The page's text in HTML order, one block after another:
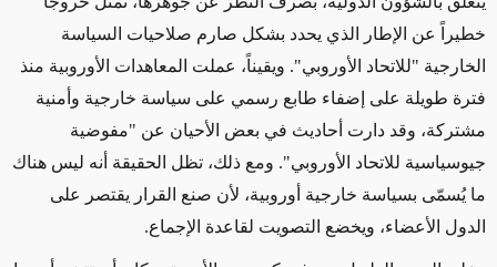
خطيراً عن الإطار الذي يحدد بشكل صارم صلاحيات السياسة
الخارجية "للاتحاد الأوروبي". ويقيناً، عملت المعاهدات الأوروبية منذ
فترة طويلة على إضفاء طابع رسمي على سياسة خارجية وأمنية
مشتركة، وقد دارت أحاديث في بعض الأحيان عن "مفوضية
جيوسياسية للاتحاد الأوروبي". ومع ذلك، تظل الحقيقة أنه ليس هناك
ما يُسمّى بسياسة خارجية أوروبية، لأن صنع القرار يقتصر على
الدول الأعضاء، ويخضع التصويت لقاعدة الإجماع.